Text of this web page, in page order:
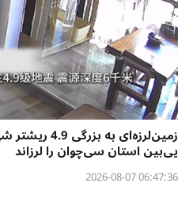
زمین‌لرزه‌ای
یی‌بین استان سی‌چوان را لرزاند
06:47:36 2026-08-07